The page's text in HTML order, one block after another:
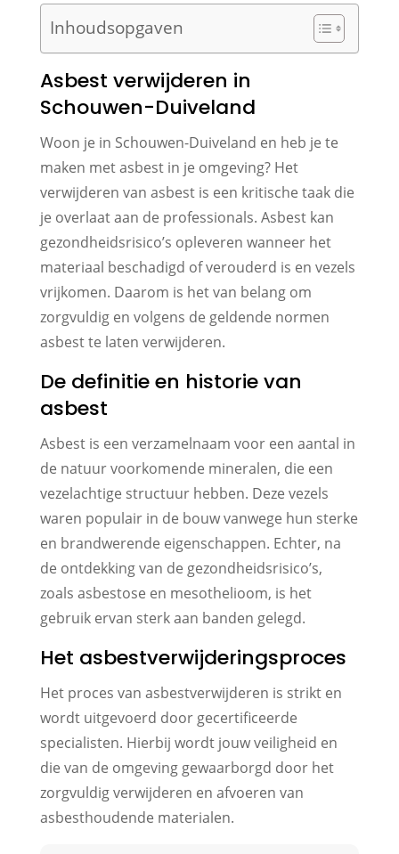
Inhoudsopgaven
Asbest verwijderen in
Schouwen-Duiveland
Woon je in Schouwen-Duiveland en heb je te
maken met asbest in je omgeving? Het
verwijderen van asbest is een kritische taak die
je overlaat aan de professionals. Asbest kan
gezondheidsrisico’s opleveren wanneer het
materiaal beschadigd of verouderd is en vezels
vrijkomen. Daarom is het van belang om
zorgvuldig en volgens de geldende normen
asbest te laten verwijderen.
De definitie en historie van
asbest
Asbest is een verzamelnaam voor een aantal in
de natuur voorkomende mineralen, die een
vezelachtige structuur hebben. Deze vezels
waren populair in de bouw vanwege hun sterke
en brandwerende eigenschappen. Echter, na
de ontdekking van de gezondheidsrisico’s,
zoals asbestose en mesothelioom, is het
gebruik ervan sterk aan banden gelegd.
Het asbestverwijderingsproces
Het proces van asbestverwijderen is strikt en
wordt uitgevoerd door gecertificeerde
specialisten. Hierbij wordt jouw veiligheid en
die van de omgeving gewaarborgd door het
zorgvuldig verwijderen en afvoeren van
asbesthoudende materialen.